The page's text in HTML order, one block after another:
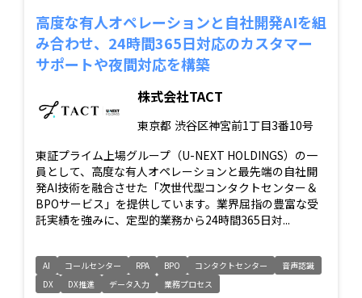
高度な有人オペレーションと自社開発AIを組
み合わせ、24時間365日対応のカスタマー
サポートや夜間対応を構築
株式会社TACT
東京都 渋谷区神宮前1丁目3番10号
東証プライム上場グループ（U-NEXT HOLDINGS）の一
員として、高度な有人オペレーションと最先端の自社開
発AI技術を融合させた「次世代型コンタクトセンター＆
BPOサービス」を提供しています。業界屈指の豊富な受
託実績を強みに、定型的業務から24時間365日対...
AI コールセンター RPA BPO コンタクトセンター
音声認識
DX
DX推進 データ入力 業務プロセス